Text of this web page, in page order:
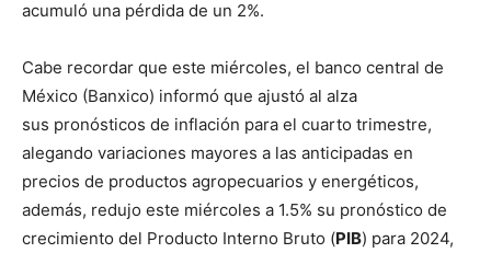
acumuló una pérdida de un 2%.
Cabe recordar que este miércoles, el banco central de
México (Banxico) informó que ajustó al alza
sus pronósticos de inflación para el cuarto trimestre,
alegando variaciones mayores a las anticipadas en
precios de productos agropecuarios y energéticos,
además, redujo este miércoles a 1.5% su pronóstico de
crecimiento del Producto Interno Bruto (PIB) para 2024,